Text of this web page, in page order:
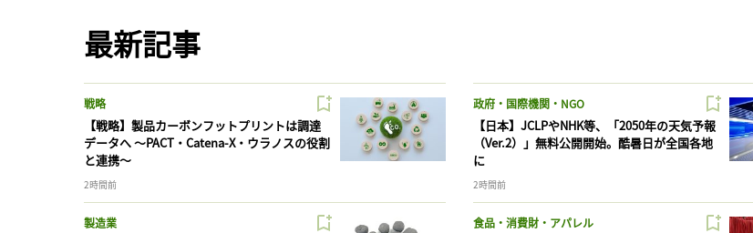
最新記事
戦略
【戦略】製品カーボンフットプリントは調達
データへ 〜PACT・Catena-X・ウラノスの役割
と連携〜
2時間前
政府・国際機関・NGO
【日本】JCLPやNHK等、「2050年の天気予報
（Ver.2）」無料公開開始。酷暑日が全国各地
に
2時間前
製造業 食品・消費財・アパレル